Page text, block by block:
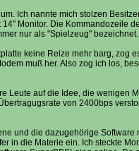
Ich nannte mich stolzen
14'' Monitor. Die Kommandozeile
nur als "Spielzeug" bezeichnet.
keine Reize mehr barg, zog
muß her. Also zog ich los,
Leute auf die Idee, die wenigen
von 2400bps
und die dazugehörige
in die Materie ein. Ich steckte